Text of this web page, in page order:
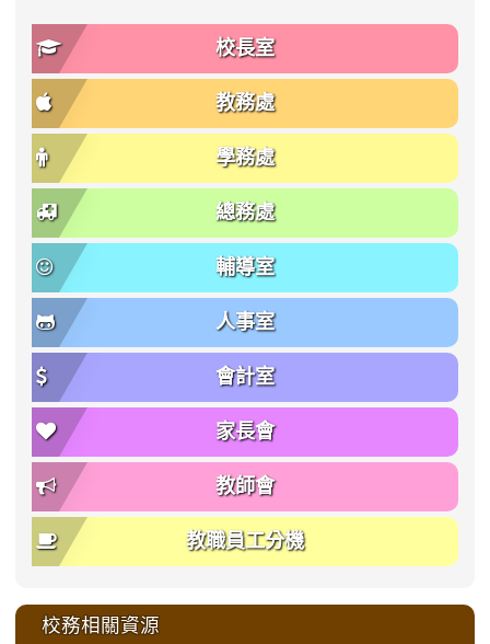
校長室
教務處
學務處
總務處
輔導室
人事室
會計室
家長會
教師會
教職員工分機
校務相關資源